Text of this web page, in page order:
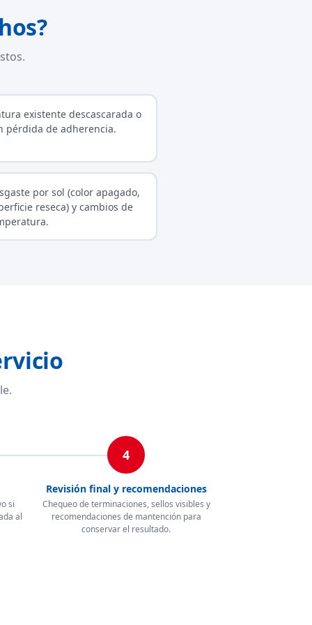
existente descascarada o
pérdida de adherencia.
por sol (color apagado,
reseca) y cambios de
si
al
4
Revisión final y recomendaciones
Chequeo de terminaciones, sellos visibles y
recomendaciones de mantención para
conservar el resultado.